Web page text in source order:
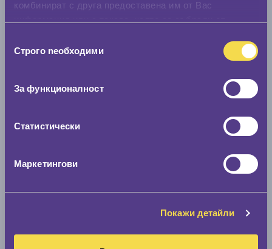
комбинират с друга предоставена им от Вас
наСтрого nеобходими
За функционалност
Статистически
Маркетингови
Покажи детайли